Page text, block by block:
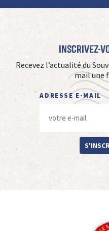
Inscrivez-
Recevez l’actualité du
mail une
ADRESSE E-MAIL